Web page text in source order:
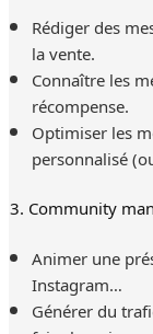
Rédiger des
la vente.
Connaître les
récompense.
Optimiser les
personnalisé
3. Community
Animer une
Instagram…
Générer du